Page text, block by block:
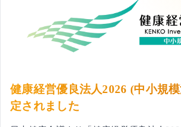
健康経営優良法人2026 (中小規
定されました